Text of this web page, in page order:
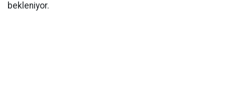
bekleniyor.